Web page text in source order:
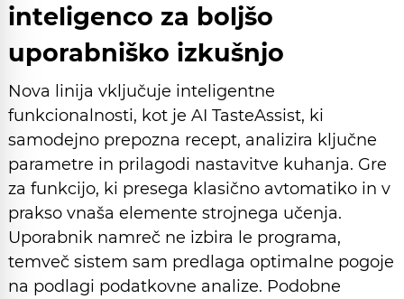
inteligenco za boljšo
uporabniško izkušnjo
Nova linija vključuje inteligentne
funkcionalnosti, kot je AI TasteAssist, ki
samodejno prepozna recept, analizira ključne
parametre in prilagodi nastavitve kuhanja. Gre
za funkcijo, ki presega klasično avtomatiko in v
prakso vnaša elemente strojnega učenja.
Uporabnik namreč ne izbira le programa,
temveč sistem sam predlaga optimalne pogoje
na podlagi podatkovne analize. Podobne